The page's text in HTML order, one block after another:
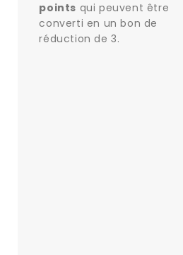
points qui peuvent être
converti en un bon de
réduction de3.